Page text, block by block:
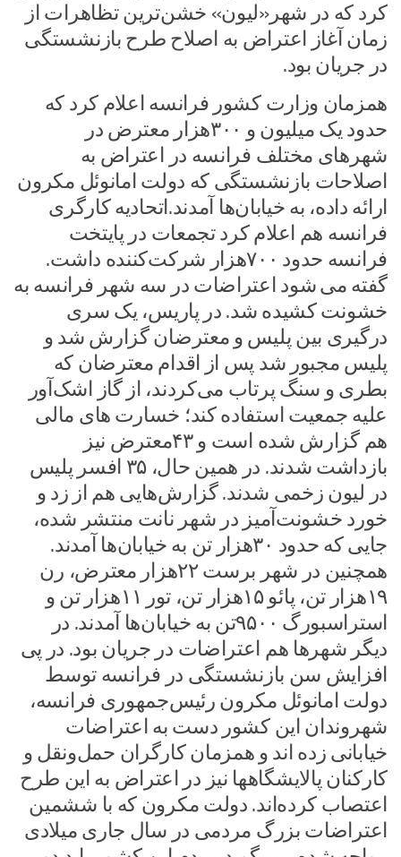
کرد که در شهر«لیون» خشن‌ترین تظاهرات از
زمان آغاز اعتراض به اصلاح طرح بازنشستگی
در جریان بود.
همزمان وزارت کشور فرانسه اعلام کرد که
حدود یک میلیون و ۳۰۰هزار معترض در
شهرهای مختلف فرانسه در اعتراض به
اصلاحات بازنشستگی که دولت امانوئل مکرون
ارائه داده، به خیابان‌ها آمدند.اتحادیه کارگری
فرانسه هم اعلام کرد تجمعات در پایتخت
فرانسه حدود ۷۰۰هزار شرکت‌کننده داشت.
گفته می شود اعتراضات در سه شهر فرانسه به
خشونت کشیده شد. در پاریس، یک سری
درگیری بین پلیس و معترضان گزارش شد و
پلیس مجبور شد پس از اقدام معترضان که
بطری و سنگ پرتاب می‌کردند، از گاز اشک‌آور
علیه جمعیت استفاده کند؛ خسارت های مالی
هم گزارش شده است و ۴۳معترض نیز
بازداشت شدند. در همین حال، ۳۵ افسر پلیس
در لیون زخمی شدند. گزارش‌هایی هم از زد و
خورد خشونت‌آمیز در شهر نانت منتشر شده،
جایی که حدود ۳۰هزار تن به خیابان‌ها آمدند.
همچنین در شهر برست ۲۲هزار معترض، رن
۱۹هزار تن، پائو ۱۵هزار تن، تور ۱۱هزار تن و
استراسبورگ ۹۵۰۰تن به خیابان‌ها آمدند. در
دیگر شهرها هم اعتراضات در جریان بود. در پی
افزایش سن بازنشستگی در فرانسه توسط
دولت امانوئل مکرون رئیس‌جمهوری فرانسه،
شهروندان این کشور دست به اعتراضات
خیابانی زده اند و همزمان کارگران حمل‌ونقل و
کارکنان پالایشگاهها نیز در اعتراض به این طرح
اعتصاب کرده‌اند. دولت مکرون که با ششمین
اعتراضات بزرگ مردمی در سال جاری میلادی